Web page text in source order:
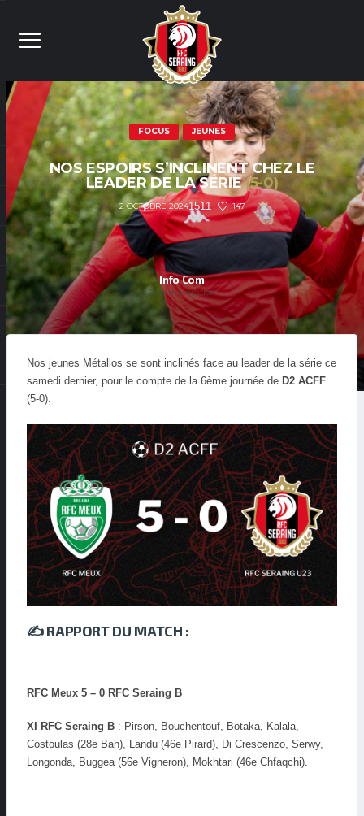
FOCUS JEUNES
NOS ESPOIRS S’INCLINENT CHEZ LE
LEADER DE LA SÉRIE(5-0)
2 OCTOBRE 20241511 147
Info Com
Communication
Nos jeunes Métallos se sont inclinés face au leader de la série ce
samedi dernier, pour le compte de la 6ème journée de D2 ACFF
(5-0).
✍️ RAPPORT DU MATCH :
RFC Meux 5 – 0 RFC Seraing B
XI RFC Seraing B : Pirson, Bouchentouf, Botaka, Kalala,
Costoulas (28e Bah), Landu (46e Pirard), Di Crescenzo, Serwy,
Longonda, Buggea (56e Vigneron), Mokhtari (46e Chfaqchi).